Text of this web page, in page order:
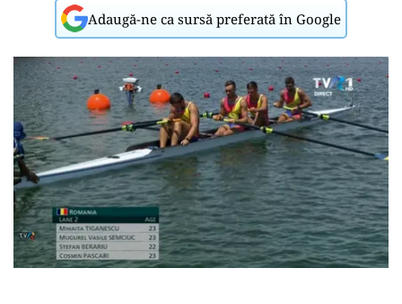
Adaugă-ne ca sursă preferată în Google